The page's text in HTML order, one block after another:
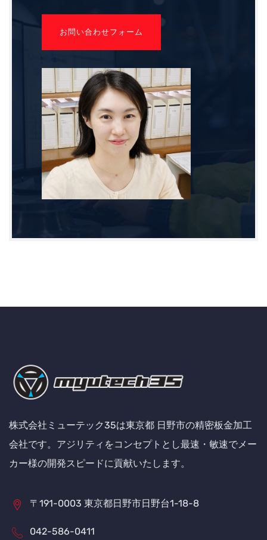
お問い合わせフォーム
株式会社ミューテック35は東京都 日野市の精密板金加工
会社です。アジリティをコンセプトとし最速・敏速でメー
カー様の開発スピードに貢献いたします。
〒191-0003 東京都日野市日野台1-18-8
042-586-0411